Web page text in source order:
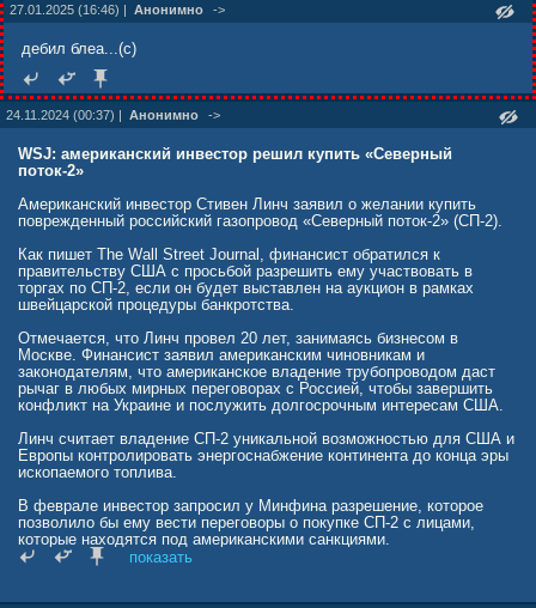
Юридические нюансы
С юридической точки зрения, сейчас сделка находится в серой
зоне. С одной стороны, банкротство Nord Stream 2 AG позволило
структуре выйти из-под прямого контроля российских властей. С
другой — любые действия вокруг этого актива все еще находятся
под пристальным вниманием регулирующих органов, включая
OFAC.
Вашингтон еще в 2021 году наложил санкции на компанию,
несмотря на сопротивление Берлина. Сейчас, возможно, появится
лазейка: если формально оператор станет независимым, а
контроль перейдет к «дружественному» инвестору, санкционный
режим можно будет ослабить. Однако пока это лишь гипотеза:
прецедентов такого рода пока не было. К тому же, остаются
вопросы о фактическом участии «Газпрома» в инфраструктуре —
например, кто будет обеспечивать поставки и технически
контролировать систему поставок топлива.
Вызывают вопросы и технические аспекты. После подрыва
газопровода в 2022 году трубопровод утратил свою
работоспособность. Однако часть инфраструктуры, по данным
СМИ, сохранилась. Речь идет о возможности частичного
восстановления системы — при наличии политической воли и
инженерной возможности.
Вот здесь и возникает главный вопрос: хочет ли Европа
возвращаться к использованию «Северного потока-2», пусть и
под другим именем?
После энергетического кризиса 2022 года курс ЕС четко
перенаправлен на диверсификацию источников газа и отказ от
энергетической зависимости от России. Даже если формально
трубопровод сменит владельца, происхождение проекта останется
27.01.2025 (16:46) | Анонимно ->
дебил блеа...(c)
24.11.2024 (00:37) | Анонимно ->
WSJ: американский инвестор решил купить «Северный
поток-2»
Американский инвестор Стивен Линч заявил о желании купить
поврежденный российский газопровод «Северный поток-2» (СП-2).
Как пишет The Wall Street Journal, финансист обратился к
правительству США с просьбой разрешить ему участвовать в
торгах по СП-2, если он будет выставлен на аукцион в рамках
швейцарской процедуры банкротства.
Отмечается, что Линч провел 20 лет, занимаясь бизнесом в
Москве. Финансист заявил американским чиновникам и
законодателям, что американское владение трубопроводом даст
рычаг в любых мирных переговорах с Россией, чтобы завершить
конфликт на Украине и послужить долгосрочным интересам США.
Линч считает владение СП-2 уникальной возможностью для США и
Европы контролировать энергоснабжение континента до конца эры
ископаемого топлива.
В феврале инвестор запросил у Минфина разрешение, которое
позволило бы ему вести переговоры о покупке СП-2 с лицами,
которые находятся под американскими санкциями.
показать